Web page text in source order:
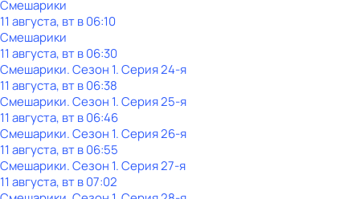
Смешарики
11 августа, вт в 06:10
Смешарики
11 августа, вт в 06:30
Смешарики. Сезон 1. Серия 24-я
11 августа, вт в 06:38
Смешарики. Сезон 1. Серия 25-я
11 августа, вт в 06:46
Смешарики. Сезон 1. Серия 26-я
11 августа, вт в 06:55
Смешарики. Сезон 1. Серия 27-я
11 августа, вт в 07:02